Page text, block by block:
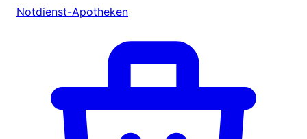
Notdienst-Apotheken